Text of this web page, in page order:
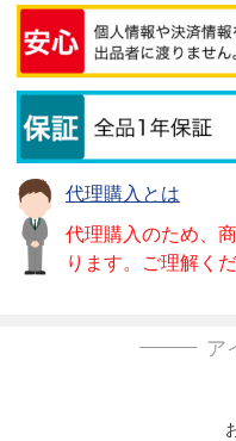
代理購入とは
代理購入のため、
ります。ご理解くだ
ア